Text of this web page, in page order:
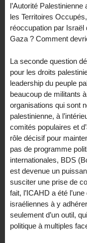
l’Autorité
les Territoires
réoccupation par
Gaza ? Comment
La seconde question
pour les droits
leadership du peuple
beaucoup de militants
organisations qui sont
palestinienne, à
comités populaires et
rôle décisif pour
pas de programme
internationales, BDS
est devenue un
susciter une prise de
fait, l’ICAHD a été
israéliennes à y
seulement d’un outil,
politique à multiples